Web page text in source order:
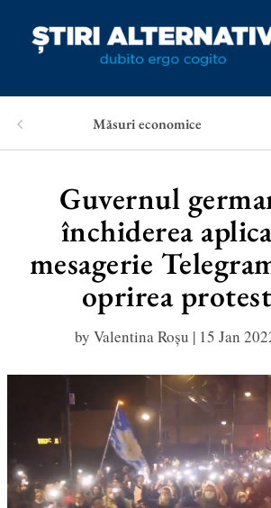
Măsuri economice
Guvernul
închiderea
mesagerie
oprirea
by Valentina Roșu | 15 Jan